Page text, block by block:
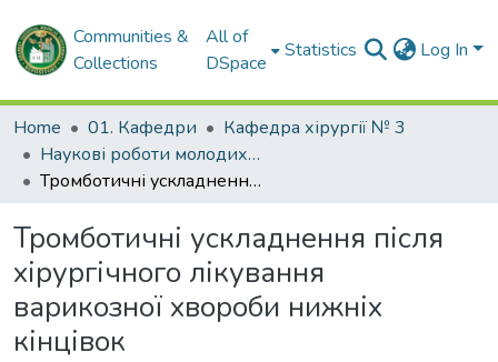
Communities &
Collections
All of
DSpace
Statistics Log In
Home 01. Кафедри
Кафедра хірургії № 3
Наукові роботи молодих дослідників. Кафедра хірургії № 3
Тромботичні ускладнення після хірургічного лікування варикозної хвороби нижніх кінцівок
Тромботичні ускладнення після
хірургічного лікування
варикозної хвороби нижніх
кінцівок